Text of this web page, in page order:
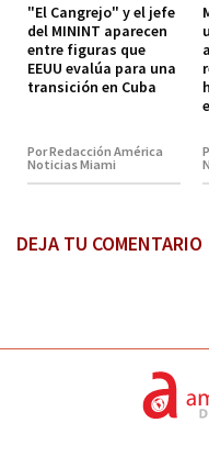
"El Cangrejo" y el jefe
del MININT aparecen
entre figuras que
EEUU evalúa para una
transición en Cuba
Por Redacción América
Noticias Miami
DEJA TU COMENTARIO